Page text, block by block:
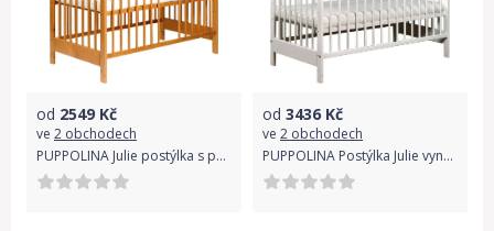
od 2549 Kč
ve 2 obchodech
PUPPOLINA Julie postýlka s pevnou bočnicí Borovice
od 3436 Kč
ve 2 obchodech
PUPPOLINA Postýlka Julie vyndavací příčky, transparentní bílá